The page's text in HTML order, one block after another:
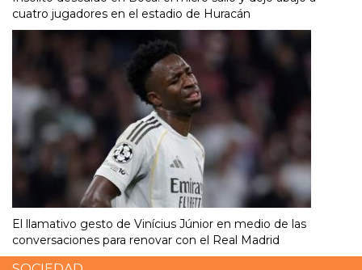
cuatro jugadores en el estadio de Huracán
El llamativo gesto de Vinícius Júnior en medio de las
conversaciones para renovar con el Real Madrid